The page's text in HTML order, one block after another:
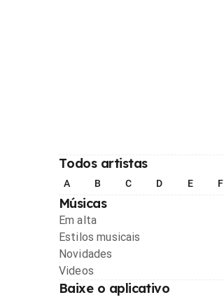
Todos artistas
A B C D E F
Músicas
Em alta
Estilos musicais
Novidades
Videos
Baixe o aplicativo